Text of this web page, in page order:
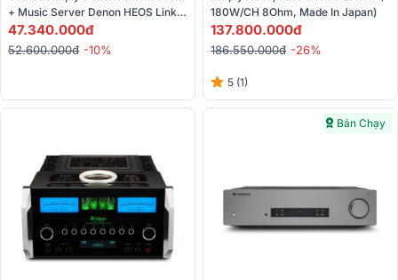
+ Music Server Denon HEOS Link
HS2
47.340.000đ
52.600.000đ -10%
180W/CH 8Ohm, Made In Japan)
137.800.000đ
186.550.000đ -26%
5 (1)
Bán Chạy